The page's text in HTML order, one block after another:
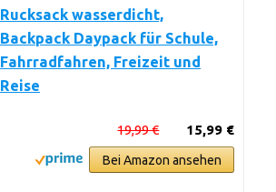
Rucksack wasserdicht,
Backpack Daypack für Schule,
Fahrradfahren, Freizeit und
Reise
15,99 €
19,99 €
Bei Amazon ansehen